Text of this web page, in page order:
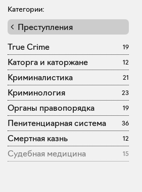
Категории:
Преступления
True Crime 19
Каторга и каторжане 12
Криминалистика 21
Криминология 23
Органы правопорядка 19
Пенитенциарная система 36
Смертная казнь 12
Судебная медицина 15